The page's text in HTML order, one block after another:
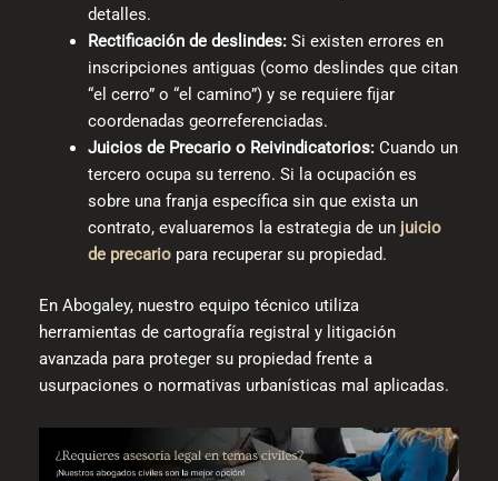
detalles.
Rectificación de deslindes:Si existen errores en
inscripciones antiguas (como deslindes que citan
“el cerro” o “el camino”) y se requiere fijar
coordenadas georreferenciadas.
Juicios de Precario o Reivindicatorios:Cuando un
tercero ocupa su terreno. Si la ocupación es
sobre una franja específica sin que exista un
contrato, evaluaremos la estrategia de un juicio
de precario para recuperar su propiedad.
En Abogaley, nuestro equipo técnico utiliza
herramientas de cartografía registral y litigación
avanzada para proteger su propiedad frente a
usurpaciones o normativas urbanísticas mal aplicadas.